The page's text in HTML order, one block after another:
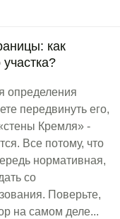
как
определения
передвинуть его,
Кремля» -
Все потому, что
нормативная,
со
Поверьте,
на самом деле...